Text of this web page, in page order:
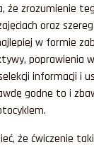
że zrozumienie
oraz
w formie
poprawienia
informacji i
godne to i
że ćwiczenie